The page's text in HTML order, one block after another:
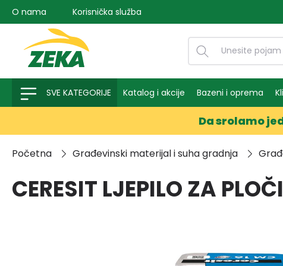
pretragu Preskoči na glavnu navigaciju
O nama Korisnička služba
SVE KATEGORIJE Katalog i akcije Bazeni i oprema
Da srolamo
Početna Građevinski materijal i suha gradnja
CERESIT LJEPILO ZA